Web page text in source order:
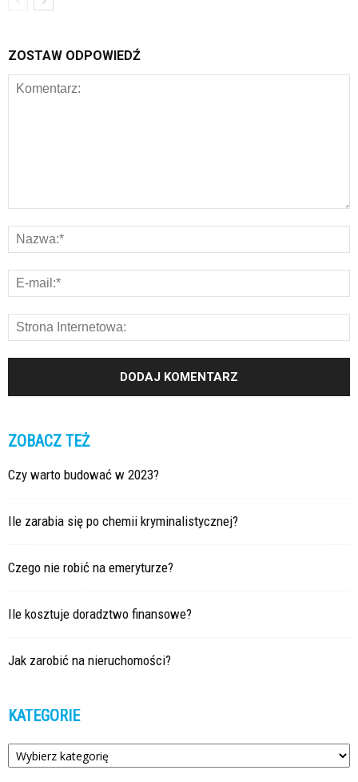
ZOSTAW ODPOWIEDŹ
ZOBACZ TEŻ
Czy warto budować w 2023?
Ile zarabia się po chemii kryminalistycznej?
Czego nie robić na emeryturze?
Ile kosztuje doradztwo finansowe?
Jak zarobić na nieruchomości?
KATEGORIE
Kategorie